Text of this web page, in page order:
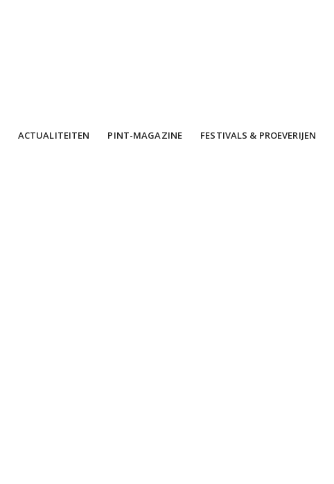
ACTUALITEITEN PINT-MAGAZINE FESTIVALS & PROEVERIJEN